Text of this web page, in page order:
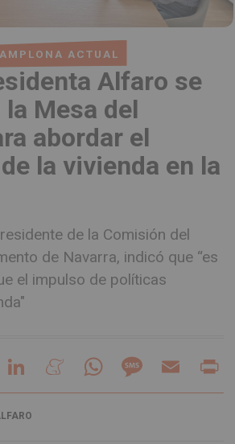
ACTUAL
Alfaro se
Mesa del
abordar el
la vivienda en la
de la Comisión del
de Navarra, indicó que “es
el impulso de políticas
LinkedIn MeneameWhatsAppMessageEmail